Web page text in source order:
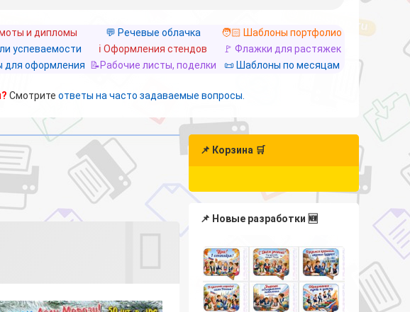
и дипломы 💬 Речевые облачка
🧑🏻 Шаблоны портфолио
успеваемости ℹ️ Оформления стендов
🚩 Флажки для растяжек
для оформления 📝Рабочие листы, поделки 📜 Шаблоны по месяцам
Смотрите ответы на часто задаваемые вопросы.
📌 Корзина 🛒
📌 Новые разработки 🆕